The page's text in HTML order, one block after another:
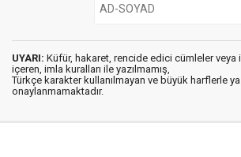
UYARI: Küfür, hakaret, rencide edici cümleler veya
içeren, imla kuralları ile yazılmamış,
Türkçe karakter kullanılmayan ve büyük harflerle
onaylanmamaktadır.